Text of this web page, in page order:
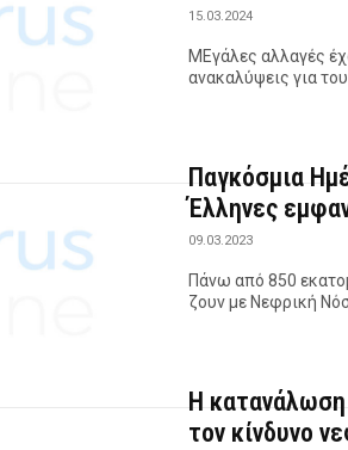
15.03.2024
ΜΕγάλες αλλαγές
ανακαλύψεις για
Παγκόσμια
Έλληνες
09.03.2023
Πάνω από 850
ζουν με Νεφρική
Η
τον κίνδυνο